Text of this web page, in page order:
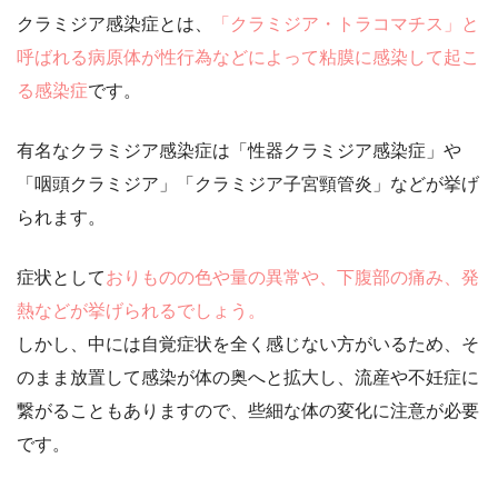
クラミジア感染症とは、
「クラミジア・トラコマチス」と
呼ばれる病原体が性行為などによって粘膜に感染して起こ
る感染症です。
有名なクラミジア感染症は「性器クラミジア感染症」や
「咽頭クラミジア」「クラミジア子宮頸管炎」などが挙げ
られます。
症状としておりものの色や量の異常や、下腹部の痛み、発
熱などが挙げられるでしょう。
しかし、中には自覚症状を全く感じない方がいるため、そ
のまま放置して感染が体の奥へと拡大し、流産や不妊症に
繋がることもありますので、些細な体の変化に注意が必要
です。